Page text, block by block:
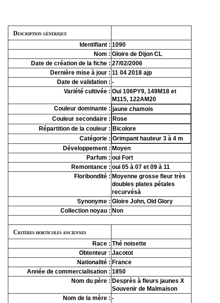
Description générique
Identifiant : 1090
Nom : Gloire de Dijon CL
Date de création de la fiche : 27/02/2006
Dernière mise à jour : 11 04 2018 ajp
Date de validation : -
Variété cultivée : Oui 106PY9, 149M18 et
M115, 122AM20
Couleur dominante : jaune chamois
Couleur secondaire : Rose
Répartition de la couleur : Bicolore
Catégorie : Grimpant hauteur 3 à 4 m
Développement : Moyen
Parfum : oui Fort
Remontance : oui 05 à 07 et 09 à 11
Floribondité : Moyenne grosse fleur très
doubles plates pétales
recurvésà
Synonyme : Gloire John, Old Glory
Collection noyau : Non
Critères horticoles anciennes
Race : Thé noisette
Obtenteur : Jacotot
Nationalité : France
Année de commercialisation : 1850
Nom du père : Desprès à fleurs jaunes X
Souvenir de Malmaison
Nom de la mère : -